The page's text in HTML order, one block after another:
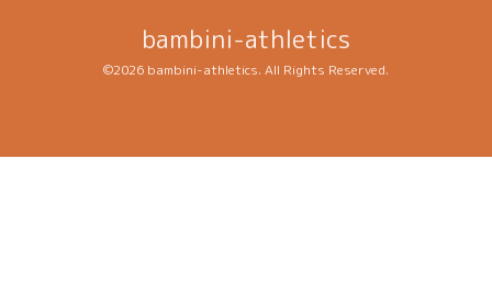
bambini-athletics
©2026 bambini-athletics. All Rights Reserved.